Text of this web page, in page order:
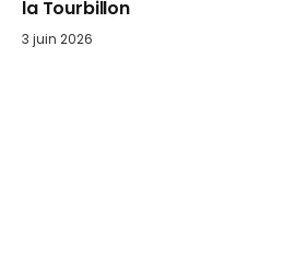
la Tourbillon
3 juin 2026